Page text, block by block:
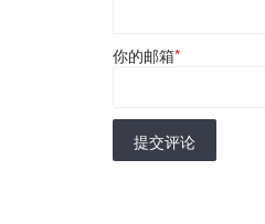
你的邮箱*
提交评论